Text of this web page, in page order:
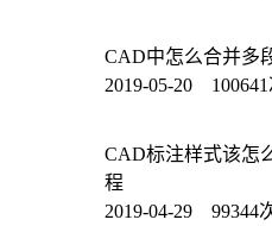
CAD中怎么合并多
2019-05-20 100641
CAD标注样式该怎
程
2019-04-29 99344